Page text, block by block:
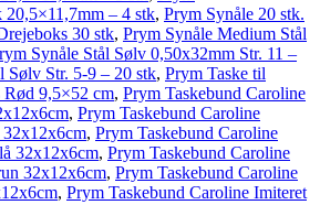
20,5×11,7mm – 4 stk, Prym Synåle 20 stk.
30 stk, Prym Synåle Medium Stål
Synåle Stål Sølv 0,50x32mm Str. 11 –
Sølv Str. 5-9 – 20 stk, Prym Taske til
9,5×52 cm, Prym Taskebund Caroline
, Prym Taskebund Caroline
, Prym Taskebund Caroline
32x12x6cm, Prym Taskebund Caroline
32x12x6cm, Prym Taskebund Caroline
, Prym Taskebund Caroline Imiteret